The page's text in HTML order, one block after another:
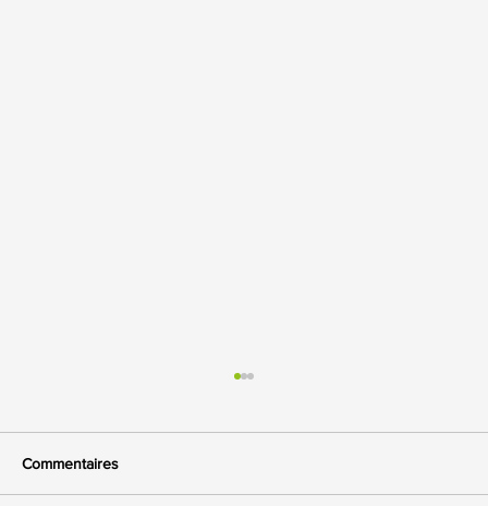
Commentaires